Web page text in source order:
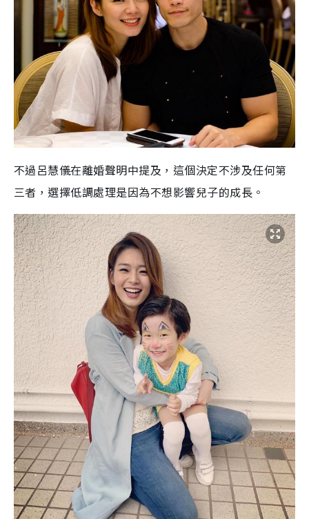
不過呂慧儀在離婚聲明中提及，這個決定不涉及任何第
三者，選擇低調處理是因為不想影響兒子的成長。